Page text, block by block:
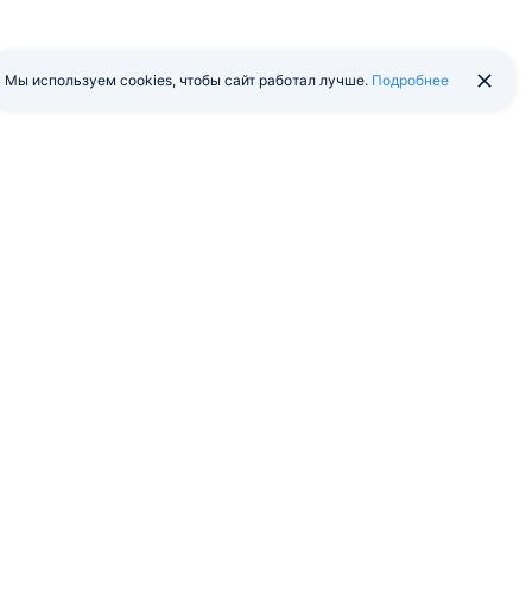
Мы используем cookies, чтобы сайт работал лучше. Подробнее